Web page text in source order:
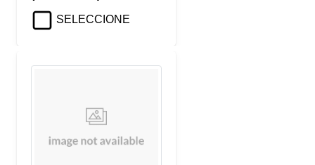
SELECCIONE